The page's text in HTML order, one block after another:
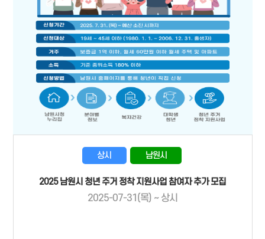
상시 남원시
2025 남원시 청년 주거 정착 지원사업 참여자 추가 모집
2025-07-31(목) ~ 상시